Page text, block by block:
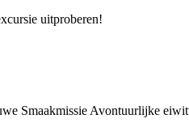
uitproberen!
Smaakmissie Avontuurlijke